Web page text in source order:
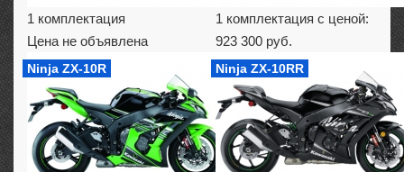
1 комплектация
Цена не объявлена
1 комплектация с ценой:
923 300 руб.
Ninja ZX-10R Ninja ZX-10RR